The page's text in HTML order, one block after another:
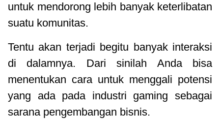
untuk mendorong lebih banyak keterlibatan
suatu komunitas.
Tentu akan terjadi begitu banyak interaksi
di dalamnya. Dari sinilah Anda bisa
menentukan cara untuk menggali potensi
yang ada pada industri gaming sebagai
sarana pengembangan bisnis.